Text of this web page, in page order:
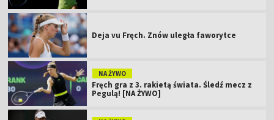
Deja vu Fręch. Znów uległa faworytce
NA ŻYWO
Fręch gra z 3. rakietą świata. Śledź mecz z
Pegulą! [NA ŻYWO]